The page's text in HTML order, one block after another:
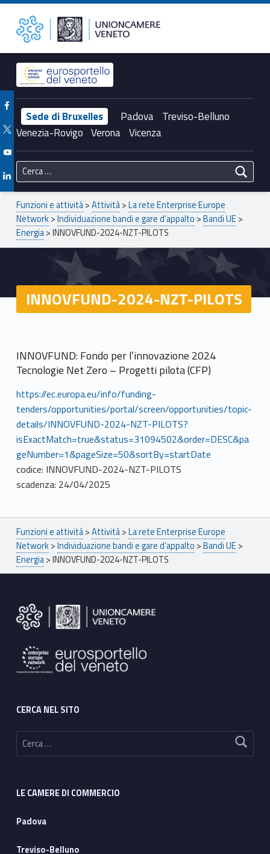
INNOVFUND-2024-NZT-PILOTS – Unioncamere del Veneto Unioncamere del Veneto
Header info sidebar
Sede di Bruxelles Padova Treviso-Belluno
Venezia-Rovigo Verona Vicenza
Facebook Unioncamere Veneto
Twitter Unioncamere Veneto
Youtube Unioncamere Veneto
Linkedin Unioncamere Veneto
Ricerca per:
Breadcrumbs navigation
Funzioni e attività>Attività>La rete Enterprise Europe
Network>Individuazione bandi e gare d’appalto >Bandi UE >
Energia>INNOVFUND-2024-NZT-PILOTS
INNOVFUND-2024-NZT-PILOTS
INNOVFUND: Fondo per l’innovazione 2024
Tecnologie Net Zero – Progetti pilota (CFP)
https://ec.europa.eu/info/funding-
tenders/opportunities/portal/screen/opportunities/topic-
details/INNOVFUND-2024-NZT-PILOTS?
isExactMatch=true&status=31094502&order=DESC&pa
geNumber=1&pageSize=50&sortBy=startDate
codice: INNOVFUND-2024-NZT-PILOTS
scadenza: 24/04/2025
Breadcrumbs navigation
Funzioni e attività>Attività>La rete Enterprise Europe
Network>Individuazione bandi e gare d’appalto >Bandi UE >
Energia>INNOVFUND-2024-NZT-PILOTS
CERCA NEL SITO
Ricerca per:
LE CAMERE DI COMMERCIO
Padova
Treviso-Belluno